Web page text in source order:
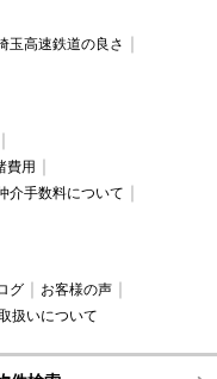
玉高速鉄道の良さ
費用
介手数料について
グ
お客様の声
扱いについて